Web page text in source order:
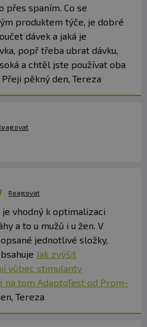
Chraňte před mrazem.
za vady vzniklé
a použitím.
Alergeny ve složení produktu
přes spaním. Co se
produktem týče, je dobré
dávek a jaká je
popř třeba ubrat dávku,
a chtěl jste používat oba
pěkný den, Tereza
Reagovat
vhodný k optimalizaci
a to u mužů i u žen. V
jednotlivé složky,
Jak zvýšit
vůbec stimulanty
na tom AdaptoTest od Prom-
Tereza